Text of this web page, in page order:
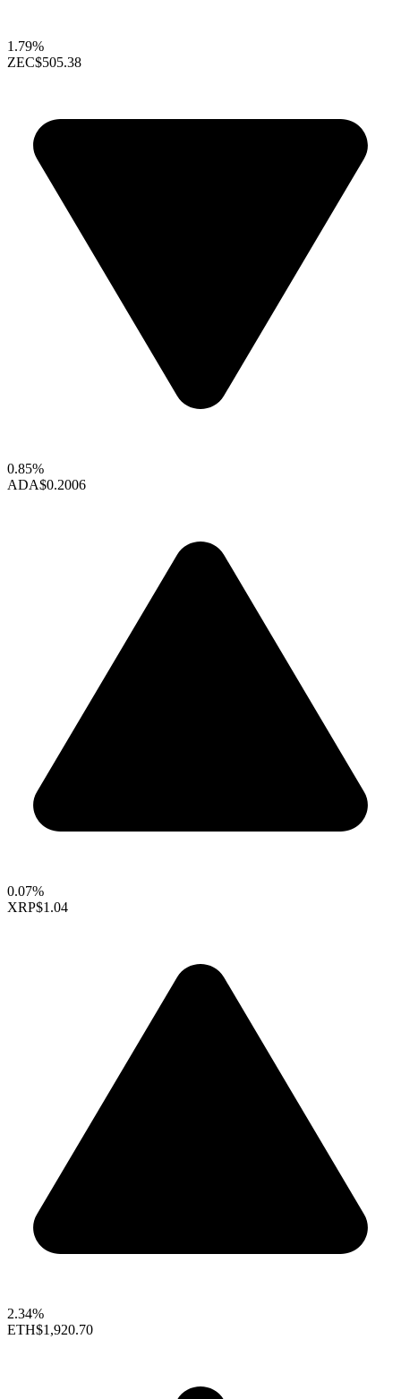
1.79%
ZEC$505.38
0.85%
ADA$0.2006
0.07%
XRP$1.04
2.34%
ETH$1,920.70